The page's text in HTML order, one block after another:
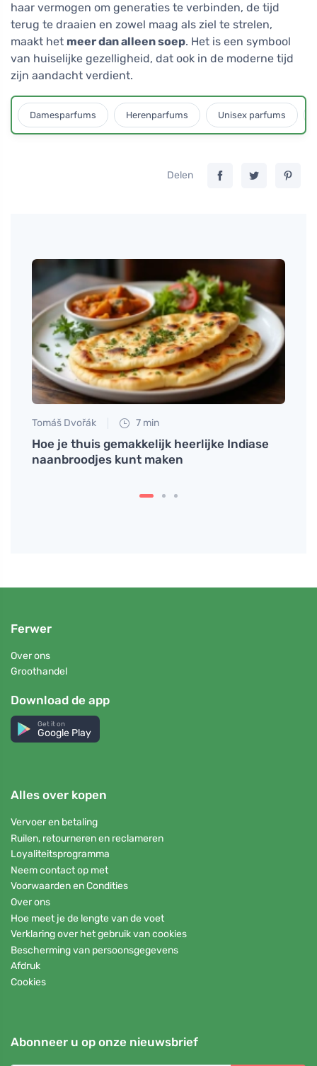
haar vermogen om generaties te verbinden, de tijd
terug te draaien en zowel maag als ziel te strelen,
maakt het meer dan alleen soep. Het is een symbool
van huiselijke gezelligheid, dat ook in de moderne tijd
zijn aandacht verdient.
Damesparfums Herenparfums Unisex parfums
Delen
Tomáš Dvořák 7 min
Hoe je thuis gemakkelijk heerlijke Indiase
naanbroodjes kunt maken
Ferwer
Over ons
Groothandel
Download de app
Get it on
Google Play
Alles over kopen
Vervoer en betaling
Ruilen, retourneren en reclameren
Loyaliteitsprogramma
Neem contact op met
Voorwaarden en Condities
Over ons
Hoe meet je de lengte van de voet
Verklaring over het gebruik van cookies
Bescherming van persoonsgegevens
Afdruk
Cookies
Abonneer u op onze nieuwsbrief